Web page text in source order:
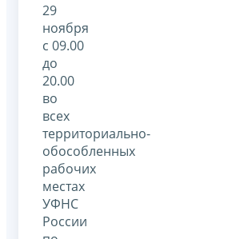
29
ноября
с 09.00
до
20.00
во
всех
территориально-
обособленных
рабочих
местах
УФНС
России